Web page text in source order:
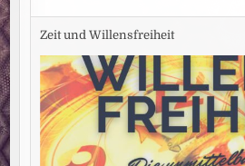
Zeit und Willensfreiheit